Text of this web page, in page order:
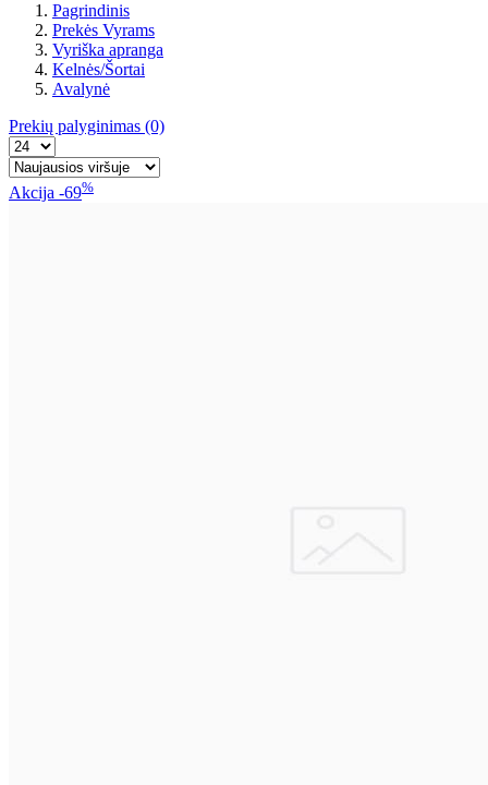
Pagrindinis
Prekės Vyrams
Vyriška apranga
Kelnės/Šortai
Avalynė
Prekių palyginimas (0)
Akcija -69%